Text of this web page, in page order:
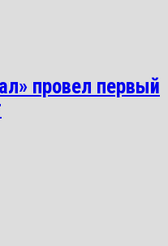
провел первый